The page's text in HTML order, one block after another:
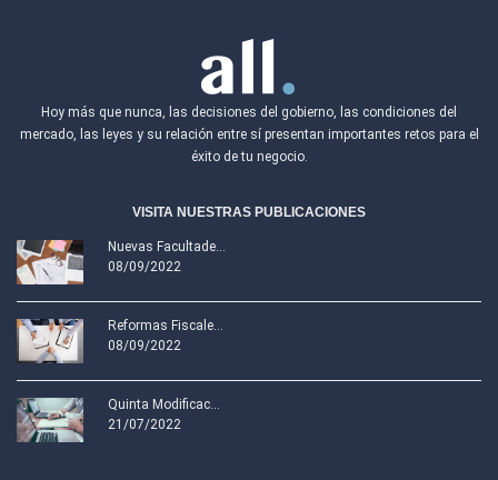
Hoy más que nunca, las decisiones del gobierno, las condiciones del
mercado, las leyes y su relación entre sí presentan importantes retos para el
éxito de tu negocio.
VISITA NUESTRAS PUBLICACIONES
Nuevas Facultade...
08/09/2022
Reformas Fiscale...
08/09/2022
Quinta Modificac...
21/07/2022